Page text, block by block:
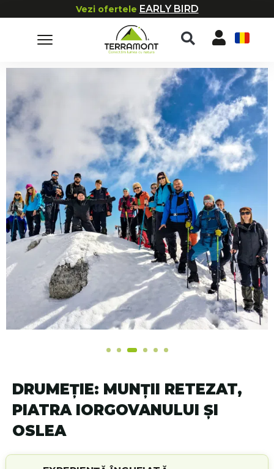
Vezi ofertele EARLY BIRD
DRUMEȚIE: MUNȚII RETEZAT,
PIATRA IORGOVANULUI ȘI
OSLEA